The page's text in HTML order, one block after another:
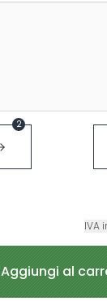
2
IVA
Aggiungi al